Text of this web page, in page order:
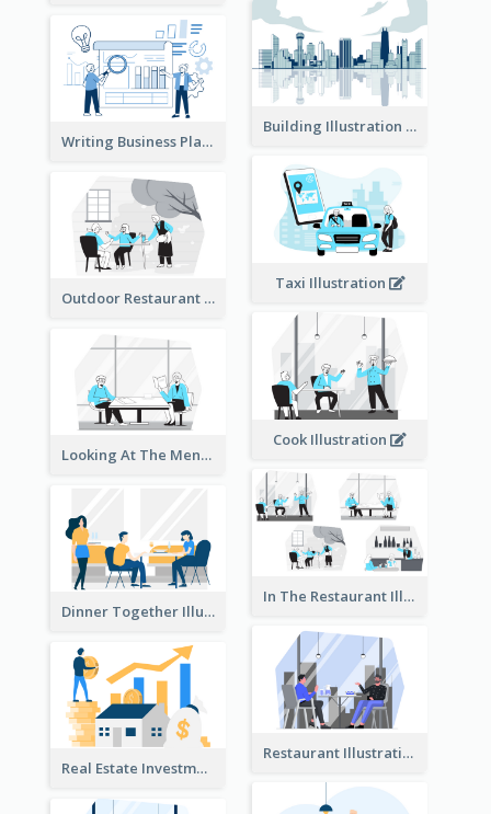
Building Illustration
Writing Business Plan Illustration
Taxi Illustration
Outdoor Restaurant Illustration
Cook Illustration
Looking At The Menu Illustration
In The Restaurant Illustration
Dinner Together Illustration
Restaurant Illustration
Real Estate Investment Illustration